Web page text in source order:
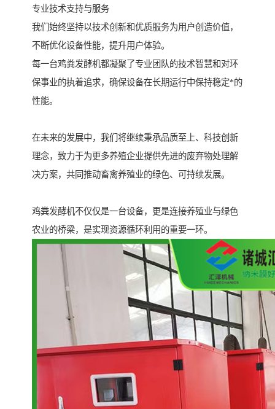
专业技术支持与服务
我们始终坚持以技术创新和优质服务为用户创造价值，
不断优化设备性能，提升用户体验。
每一台鸡粪发酵机都凝聚了专业团队的技术智慧和对环
保事业的执着追求，确保设备在长期运行中保持稳定*的
性能。
在未来的发展中，我们将继续秉承品质至上、科技创新
理念，致力于为更多养殖企业提供先进的废弃物处理解
决方案，共同推动畜禽养殖业的绿色、可持续发展。
鸡粪发酵机不仅仅是一台设备，更是连接养殖业与绿色
农业的桥梁，是实现资源循环利用的重要一环。